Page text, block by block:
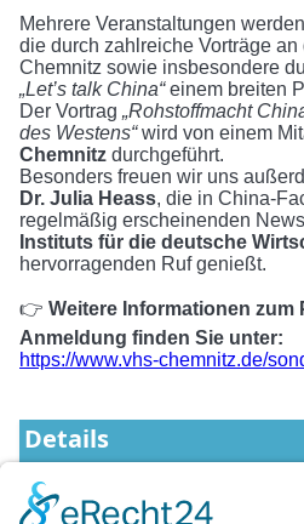
Mehrere Veranstaltungen
die durch zahlreiche Vorträge
Chemnitz sowie insbesondere
„Let’s talk China“einem breiten
Der Vortrag „Rohstoffmacht
des Westens“wird von einem
Chemnitz durchgeführt.
Besonders freuen wir uns
Dr. Julia Heass, die in China-
regelmäßig erscheinenden
Instituts für die deutsche
hervorragenden Ruf genießt.
👉 Weitere Informationen zum
Anmeldung finden Sie unter:
https://www.vhs-chemnitz.de/
Details
Start
2026-03-27 18:00